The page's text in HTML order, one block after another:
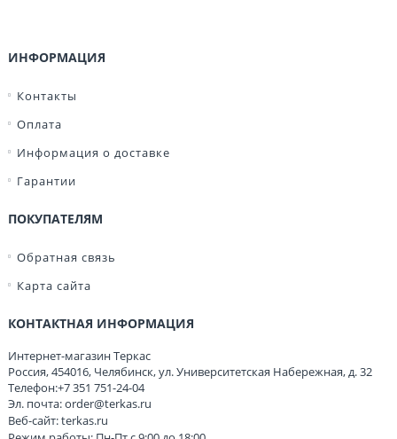
ИНФОРМАЦИЯ
Контакты
Оплата
Информация о доставке
Гарантии
ПОКУПАТЕЛЯМ
Обратная связь
Карта сайта
КОНТАКТНАЯ ИНФОРМАЦИЯ
Интернет-магазин Теркас
Россия,454016, Челябинск,ул. Университетская Набережная, д. 32
Телефон:+7 351 751-24-04
Эл. почта:order@terkas.ru
Веб-сайт:terkas.ru